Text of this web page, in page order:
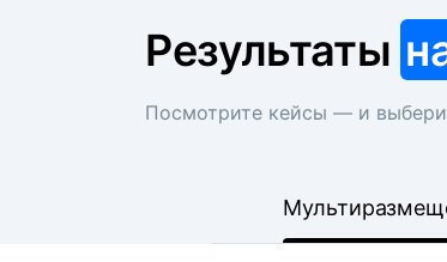
Результаты
Посмотрите кейсы — и